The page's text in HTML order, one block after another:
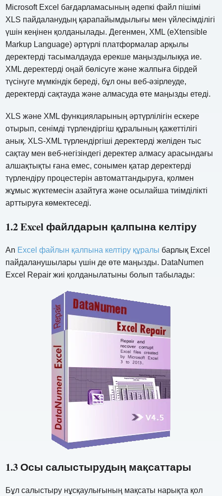
Microsoft Excel бағдарламасының әдепкі файл пішімі
XLS пайдаланудың қарапайымдылығы мен үйлесімділігі
үшін кеңінен қолданылады. Дегенмен, XML (eXtensible
Markup Language) әртүрлі платформалар арқылы
деректерді тасымалдауда ерекше маңыздылыққа ие.
XML деректерді оңай бөлісуге және жалпыға бірдей
түсінуге мүмкіндік береді, бұл оны веб-әзірлеуде,
деректерді сақтауда және алмасуда өте маңызды етеді.
XLS және XML функцияларының әртүрлілігін ескере
отырып, сенімді түрлендіргіш құралының қажеттілігі
анық. XLS-XML түрлендіргіші деректерді желіден тыс
сақтау мен веб-негізіндегі деректер алмасу арасындағы
алшақтықты ғана емес, сонымен қатар деректерді
түрлендіру процестерін автоматтандыруға, қолмен
жұмыс жүктемесін азайтуға және осылайша тиімділікті
арттыруға көмектеседі.
1.2 Excel файлдарын қалпына келтіру
An Excel файлын қалпына келтіру құралы барлық Excel
пайдаланушылары үшін де өте маңызды. DataNumen
Excel Repair жиі қолданылатыны болып табылады:
1.3 Осы салыстырудың мақсаттары
Бұл салыстыру нұсқаулығының мақсаты нарықта қол